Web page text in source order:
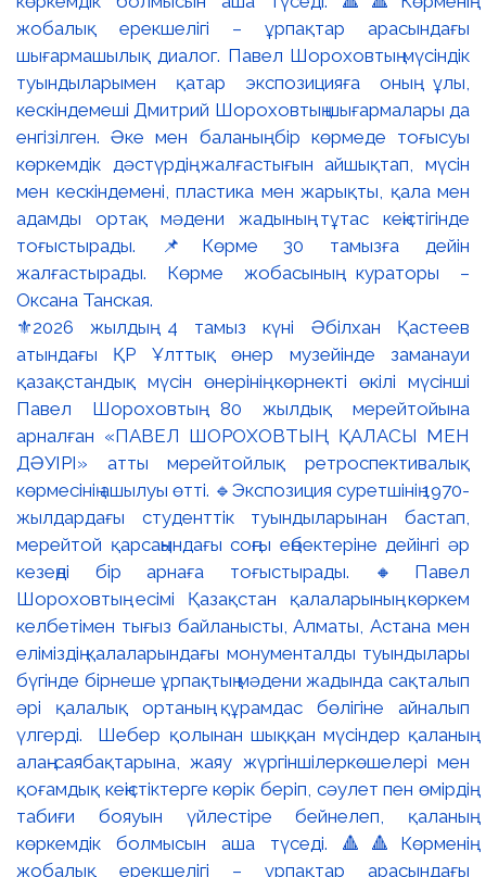
⚜️2026 жылдың 4 тамыз күні Әбілхан Қастеев
атындағы ҚР Ұлттық өнер музейінде заманауи
қазақстандық мүсін өнерінің көрнекті өкілі мүсінші
Павел Шороховтың 80 жылдық мерейтойына
арналған «ПАВЕЛ ШОРОХОВТЫҢ ҚАЛАСЫ МЕН
ДӘУІРІ» атты мерейтойлық ретроспективалық
көрмесінің ашылуы өтті. 🔹Экспозиция суретшінің 1970-
жылдардағы студенттік туындыларынан бастап,
мерейтой қарсаңындағы соңғы еңбектеріне дейінгі әр
кезеңді бір арнаға тоғыстырады. 🔸Павел
Шороховтың есімі Қазақстан қалаларының көркем
келбетімен тығыз байланысты, Алматы, Астана мен
еліміздің қалаларындағы монументалды туындылары
бүгінде бірнеше ұрпақтың мәдени жадында сақталып
әрі қалалық ортаның құрамдас бөлігіне айналып
үлгерді. Шебер қолынан шыққан мүсіндер қаланың
алаң-саябақтарына, жаяу жүргіншілеркөшелері мен
қоғамдық кеңістіктерге көрік беріп, сәулет пен өмірдің
табиғи бояуын үйлестіре бейнелеп, қаланың
көркемдік болмысын аша түседі. 🔺🔺Көрменің
жобалық ерекшелігі – ұрпақтар арасындағы